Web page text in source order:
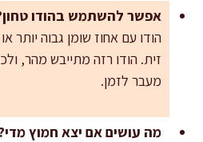
אפשר להשתמש בהודו
זית. הודו רזה מתייבש מהר,
מעבר לזמן.
מה עושים אם יצא חמוץ